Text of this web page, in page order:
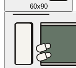
60x90